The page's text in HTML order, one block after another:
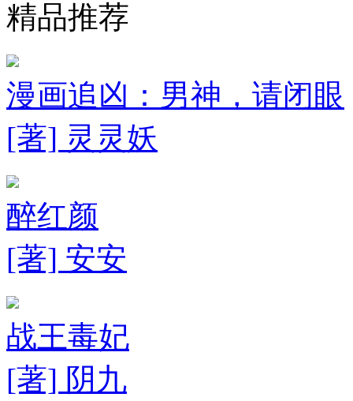
精品推荐
漫画追凶：男神，请闭眼
[著] 灵灵妖
醉红颜
[著] 安安
战王毒妃
[著] 阴九